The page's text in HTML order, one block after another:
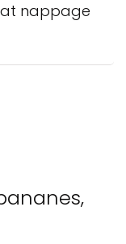
nappage